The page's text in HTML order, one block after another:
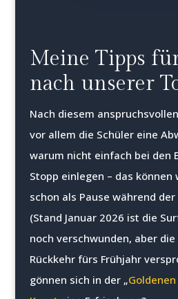
Meine Tipps
nach unserer
Nach diesem
vor allem die Schüler eine
warum nicht einfach bei den
Stopp einlegen – das können
schon als Pause während
(Stand Januar 2026 ist die
noch verschwunden, aber
Rückkehr fürs Frühjahr
gönnen sich in der „Goldenen